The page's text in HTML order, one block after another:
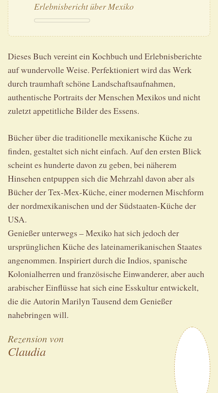
Erlebnisbericht über Mexiko
Dieses Buch vereint ein Kochbuch und Erlebnisberichte
auf wundervolle Weise. Perfektioniert wird das Werk
durch traumhaft schöne Landschaftsaufnahmen,
authentische Portraits der Menschen Mexikos und nicht
zuletzt appetitliche Bilder des Essens.
Bücher über die traditionelle mexikanische Küche zu
finden, gestaltet sich nicht einfach. Auf den ersten Blick
scheint es hunderte davon zu geben, bei näherem
Hinsehen entpuppen sich die Mehrzahl davon aber als
Bücher der Tex-Mex-Küche, einer modernen Mischform
der nordmexikanischen und der Südstaaten-Küche der
USA.
Genießer unterwegs – Mexiko hat sich jedoch der
ursprünglichen Küche des lateinamerikanischen Staates
angenommen. Inspiriert durch die Indios, spanische
Kolonialherren und französische Einwanderer, aber auch
arabischer Einflüsse hat sich eine Esskultur entwickelt,
die die Autorin Marilyn Tausend dem Genießer
nahebringen will.
Rezension von
Claudia